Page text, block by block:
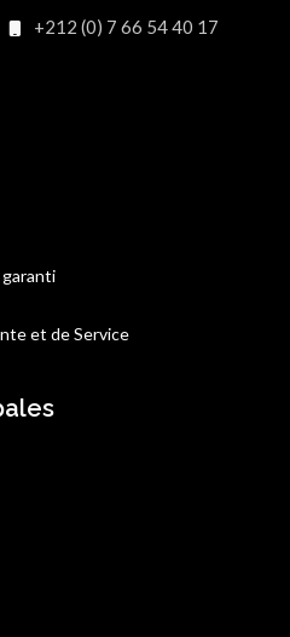
+212 (0) 7 66 54 40 17
et de Service